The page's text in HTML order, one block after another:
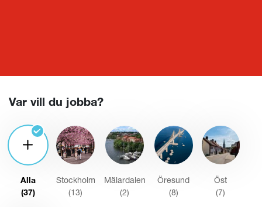
Var vill du jobba?
Alla
(37)
Stockholm
(13)
Mälardalen
(2)
Öresund
(8)
Öst
(7)